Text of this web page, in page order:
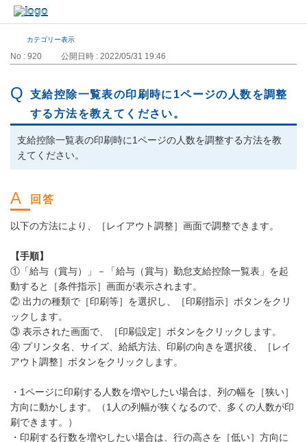
カテゴリー表示
No : 920 公開日時 : 2022/05/31 19:46
支給控除一覧表の印刷時に1ページの人数を調整
する方法を教えてください。
支給控除一覧表の印刷時に1ページの人数を調整する方法を教
えてください。
以下の方法により、［レイアウト調整］画面で調整できます。
【手順】
①「給与（賞与）」－「給与（賞与）勤怠支給控除一覧表」を起
動すると［条件指示］画面が表示されます。
② 出力の種類で［印刷等］を選択し、［印刷指示］ボタンをクリ
ックします。
③ 表示された画面で、［印刷設定］ボタンをクリックします。
④ プリンタ名、サイズ、給紙方法、印刷の向きを選択後、［レイ
アウト調整］ボタンをクリックします。
・1ページに印刷する人数を増やしたい場合は、列の幅を［狭い］
方向に動かします。（1人の列幅が狭くなるので、多くの人数が印
刷できます。）
・印刷する行数を増やしたい場合は、行の高さを［低い］方向に